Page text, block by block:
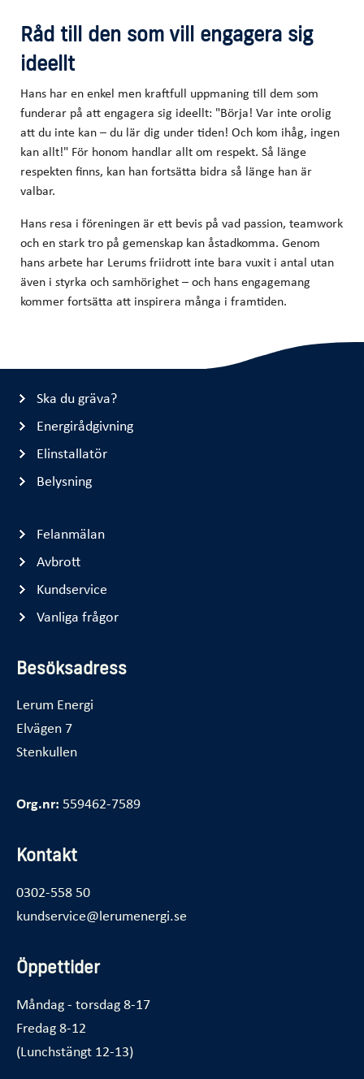
Råd till den som vill engagera sig
ideellt
Hans har en enkel men kraftfull uppmaning till dem som
funderar på att engagera sig ideellt: "Börja! Var inte orolig
att du inte kan – du lär dig under tiden! Och kom ihåg, ingen
kan allt!" För honom handlar allt om respekt. Så länge
respekten finns, kan han fortsätta bidra så länge han är
valbar.
Hans resa i föreningen är ett bevis på vad passion, teamwork
och en stark tro på gemenskap kan åstadkomma. Genom
hans arbete har Lerums friidrott inte bara vuxit i antal utan
även i styrka och samhörighet – och hans engagemang
kommer fortsätta att inspirera många i framtiden.
Ska du gräva?
Energirådgivning
Elinstallatör
Belysning
Felanmälan
Avbrott
Kundservice
Vanliga frågor
Besöksadress
Lerum Energi
Elvägen 7
Stenkullen
Org.nr: 559462-7589
Kontakt
0302-558 50
kundservice@lerumenergi.se
Öppettider
Måndag - torsdag 8-17
Fredag 8-12
(Lunchstängt 12-13)